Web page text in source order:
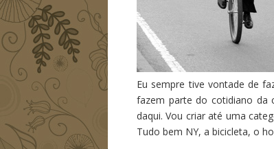
Eu sempre tive vontade de
fazem parte do cotidiano da
daqui. Vou criar até uma
Tudo bem NY, a bicicleta, o